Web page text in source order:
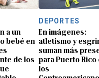
a un
bebé en
de los
DEPORTES
En imágenes:
atletismo y
suman más
para Puerto Rico
los